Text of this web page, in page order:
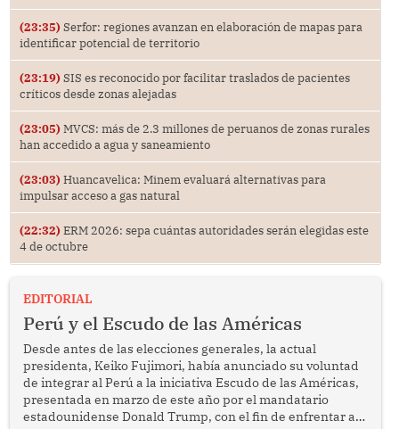
(23:35) Serfor: regiones avanzan en elaboración de mapas para
identificar potencial de territorio
(23:19) SIS es reconocido por facilitar traslados de pacientes
críticos desde zonas alejadas
(23:05) MVCS: más de 2.3 millones de peruanos de zonas rurales
han accedido a agua y saneamiento
(23:03) Huancavelica: Minem evaluará alternativas para
impulsar acceso a gas natural
(22:32) ERM 2026: sepa cuántas autoridades serán elegidas este
4 de octubre
EDITORIAL
Perú y el Escudo de las Américas
Desde antes de las elecciones generales, la actual
presidenta, Keiko Fujimori, había anunciado su voluntad
de integrar al Perú a la iniciativa Escudo de las Américas,
presentada en marzo de este año por el mandatario
estadounidense Donald Trump, con el fin de enfrentar al